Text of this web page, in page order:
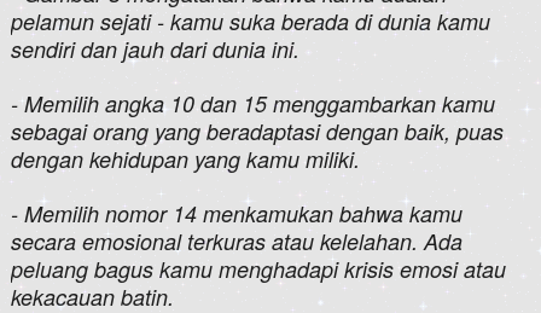
pelamun sejati - kamu suka berada di dunia kamu
sendiri dan jauh dari dunia ini.
- Memilih angka 10 dan 15 menggambarkan kamu
sebagai orang yang beradaptasi dengan baik, puas
dengan kehidupan yang kamu miliki.
- Memilih nomor 14 menkamukan bahwa kamu
secara emosional terkuras atau kelelahan. Ada
peluang bagus kamu menghadapi krisis emosi atau
kekacauan batin.